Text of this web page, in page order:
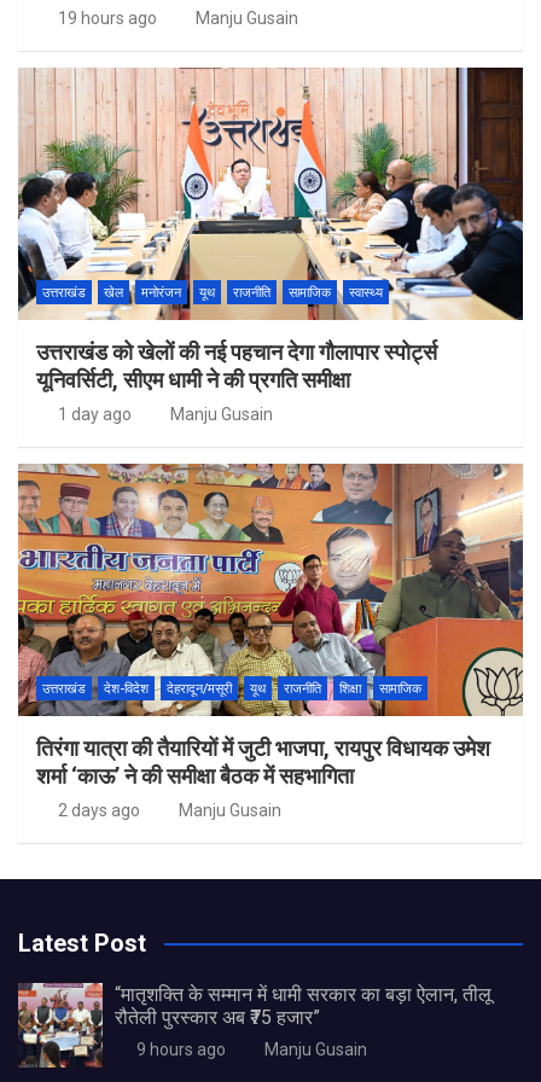
19 hours ago Manju Gusain
उत्तराखंड खेल मनोरंजन यूथ राजनीति सामाजिक स्वास्थ्य
उत्तराखंड को खेलों की नई पहचान देगा गौलापार स्पोर्ट्स
यूनिवर्सिटी, सीएम धामी ने की प्रगति समीक्षा
1 day ago Manju Gusain
उत्तराखंड देश-विदेश देहरादून/मसूरी यूथ राजनीति शिक्षा सामाजिक
तिरंगा यात्रा की तैयारियों में जुटी भाजपा, रायपुर विधायक उमेश
शर्मा ‘काऊ’ ने की समीक्षा बैठक में सहभागिता
2 days ago Manju Gusain
Latest Post
“मातृशक्ति के सम्मान में धामी सरकार का बड़ा ऐलान, तीलू
रौतेली पुरस्कार अब ₹75 हजार”
9 hours ago Manju Gusain